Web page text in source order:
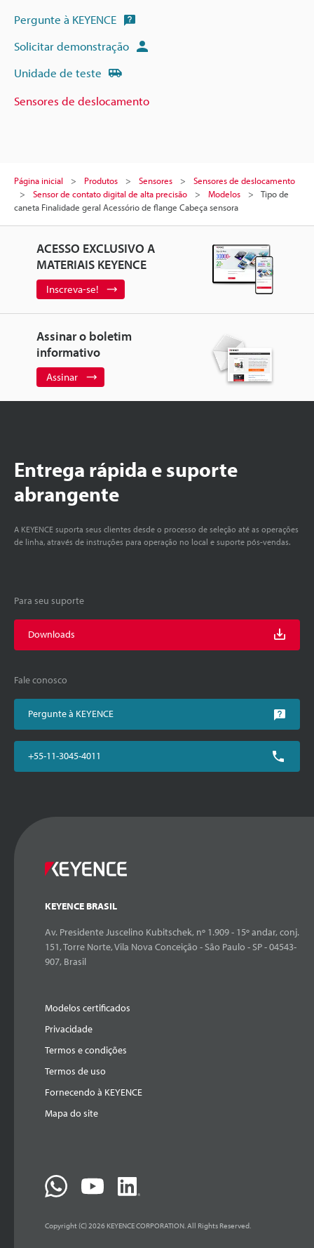
Pergunte à KEYENCE
Solicitar demonstração
Unidade de teste
Sensores de deslocamento
Página inicial Produtos Sensores
Sensores de deslocamento
Sensor de contato digital de alta precisão
Modelos
Tipo de
caneta Finalidade geral Acessório de flange Cabeça sensora
ACESSO EXCLUSIVO A
MATERIAIS KEYENCE
Inscreva-se!
Assinar o boletim
informativo
Assinar
Entrega rápida e suporte
abrangente
A KEYENCE suporta seus clientes desde o processo de seleção até as operações
de linha, através de instruções para operação no local e suporte pós-vendas.
Para seu suporte
Downloads
Fale conosco
Pergunte à KEYENCE
+55-11-3045-4011
KEYENCE BRASIL
Av. Presidente Juscelino Kubitschek, nº 1.909 - 15º andar, conj.
151, Torre Norte, Vila Nova Conceição - São Paulo - SP - 04543-
907, Brasil
Modelos certificados
Privacidade
Termos e condições
Termos de uso
Fornecendo à KEYENCE
Mapa do site
Copyright (C) 2026 KEYENCE CORPORATION. All Rights Reserved.